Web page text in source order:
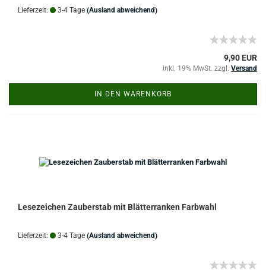
Lieferzeit: 3-4 Tage (Ausland abweichend)
9,90 EUR
inkl. 19% MwSt. zzgl. Versand
IN DEN WARENKORB
Lesezeichen Zauberstab mit Blätterranken Farbwahl
Lieferzeit: 3-4 Tage (Ausland abweichend)